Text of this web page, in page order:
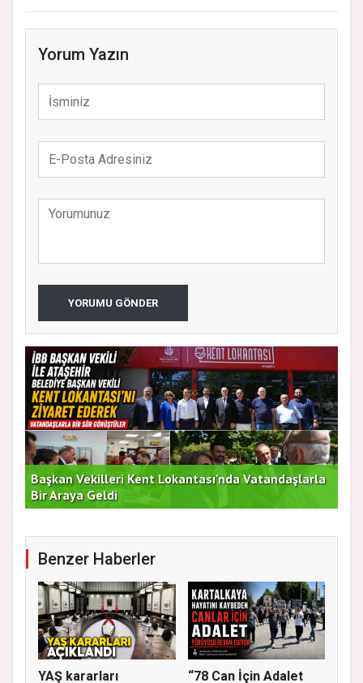
Yorum Yazın
YORUMU GÖNDER
Başkan Vekilleri Kent Lokantası'nda Vatandaşlarla
Bir Araya Geldi
Benzer Haberler
YAŞ kararları “78 Can İçin Adalet